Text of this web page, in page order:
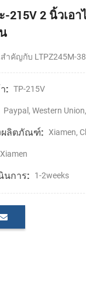
-215V 2 นิ้วเอ
ำคัญกับ LTPZ245M-
: TP-215V
Paypal, Western
ผลิตภัณฑ์: Xiamen,
Xiamen
นการ: 1-2weeks